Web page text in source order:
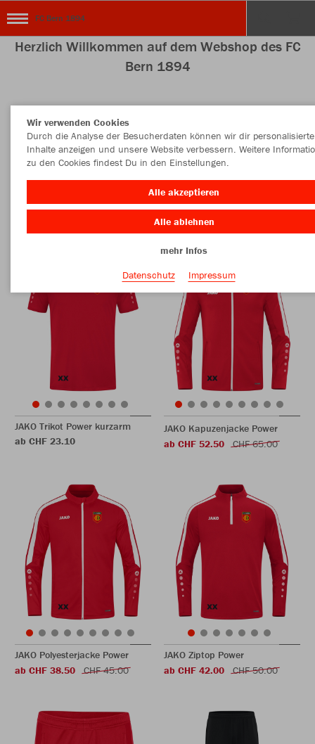
FC Bern 1894
Herzlich Willkommen auf dem Webshop des FC
Bern 1894
Farbe Neuheiten
Style MEHR FILTER
JAKO Trikot Power kurzarm
ab CHF 23.10
JAKO Kapuzenjacke Power
ab CHF 52.50
CHF 65.00
JAKO Polyesterjacke Power
ab CHF 38.50
CHF 45.00
JAKO Ziptop Power
ab CHF 42.00
CHF 50.00
Wir verwenden Cookies
Durch die Analyse der Besucherdaten können wir dir personalisierte
Inhalte anzeigen und unsere Website verbessern. Weitere
zu den Cookies findest Du in den Einstellungen.
Alle akzeptieren
Alle ablehnen
mehr Infos
Datenschutz
Impressum